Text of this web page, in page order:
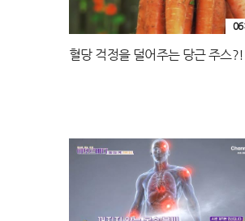
혈당 걱정을 덜어주는 당근 주스?!